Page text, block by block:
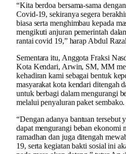
“Kita berdoa bersama-sama
Covid-19, sekiranya segera
biasa serta menghimbau kepada
mengikuti anjuran pemerintah
rantai covid 19,” harap Abdul
Sementara itu, Anggota Fraksi
Kota Kendari, Arwin, SM, MM
kehadiran kami sebagai bentuk
masyarakat kota kendari ditengah
untuk berbagi dalam mengurangi
melalui penyaluran paket sembako.
“Dengan adanya bantuan tersebut
dapat mengurangi beban ekonomi
ramadhan dan juga ditengah
19, serta kegiatan bakti sosial ini